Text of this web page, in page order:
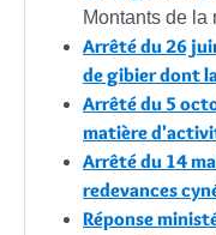
Montants de la
Arrêté du 26
de gibier dont
Arrêté du 5
matière
Arrêté du 14
redevances
Réponse